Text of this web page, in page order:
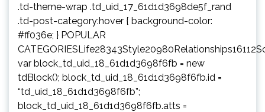
.td-theme-wrap .td_uid_17_61d1d3698de5f_rand
.td-post-category:hover { background-color:
#ff036e; } POPULAR
var block_td_uid_18_61d1d3698f6fb = new
tdBlock(); block_td_uid_18_61d1d3698f6fb.id =
“td_uid_18_61d1d3698f6fb”;
block_td_uid_18_61d1d3698f6fb.atts =